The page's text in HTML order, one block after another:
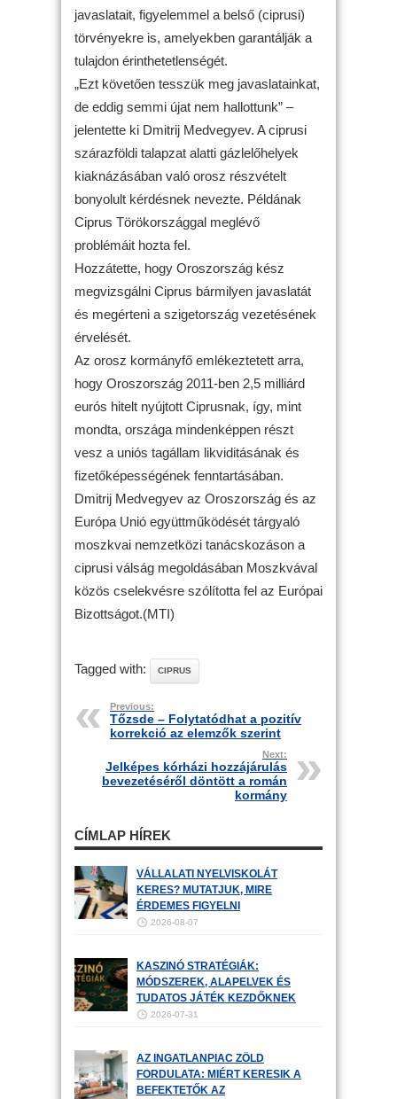
javaslatait, figyelemmel a belső (ciprusi)
törvényekre is, amelyekben garantálják a
tulajdon érinthetetlenségét.
„Ezt követően tesszük meg javaslatainkat,
de eddig semmi újat nem hallottunk” –
jelentette ki Dmitrij Medvegyev. A ciprusi
szárazföldi talapzat alatti gázlelőhelyek
kiaknázásában való orosz részvételt
bonyolult kérdésnek nevezte. Példának
Ciprus Törökországgal meglévő
problémáit hozta fel.
Hozzátette, hogy Oroszország kész
megvizsgálni Ciprus bármilyen javaslatát
és megérteni a szigetország vezetésének
érvelését.
Az orosz kormányfő emlékeztetett arra,
hogy Oroszország 2011-ben 2,5 milliárd
eurós hitelt nyújtott Ciprusnak, így, mint
mondta, országa mindenképpen részt
vesz a uniós tagállam likviditásának és
fizetőképességének fenntartásában.
Dmitrij Medvegyev az Oroszország és az
Európa Unió együttműködését tárgyaló
moszkvai nemzetközi tanácskozáson a
ciprusi válság megoldásában Moszkvával
közös cselekvésre szólította fel az Európai
Bizottságot.(MTI)
Tagged with: CIPRUS
Previous:
Tőzsde – Folytatódhat a pozitív
korrekció az elemzők szerint
Next:
Jelképes kórházi hozzájárulás
bevezetéséről döntött a román
kormány
CÍMLAP HÍREK
VÁLLALATI NYELVISKOLÁT
KERES? MUTATJUK, MIRE
ÉRDEMES FIGYELNI
2026-08-07
KASZINÓ STRATÉGIÁK:
MÓDSZEREK, ALAPELVEK ÉS
TUDATOS JÁTÉK KEZDŐKNEK
2026-07-31
AZ INGATLANPIAC ZÖLD
FORDULATA: MIÉRT KERESIK A
BEFEKTETŐK AZ